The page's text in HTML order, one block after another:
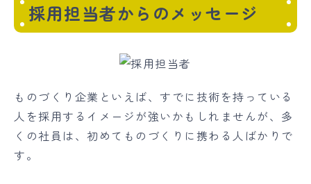
採用担当者からのメッセージ
ものづくり企業といえば、すでに技術を持っている
人を採用するイメージが強いかもしれませんが、多
くの社員は、初めてものづくりに携わる人ばかりで
す。